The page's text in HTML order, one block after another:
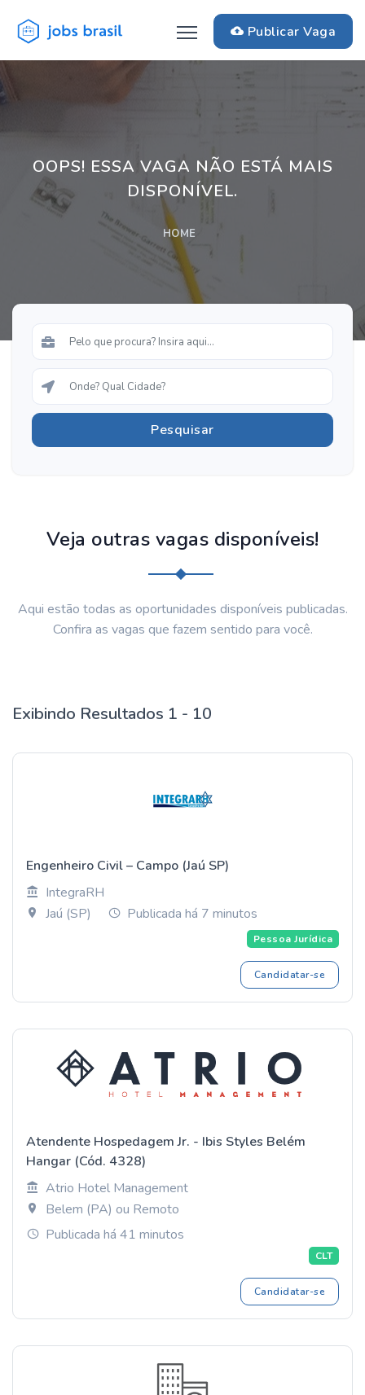
Publicar Vaga
OOPS! ESSA VAGA NÃO ESTÁ MAIS
DISPONÍVEL.
HOME
Veja outras vagas disponíveis!
Aqui estão todas as oportunidades disponíveis publicadas.
Confira as vagas que fazem sentido para você.
Exibindo Resultados 1 - 10
Engenheiro Civil – Campo (Jaú SP)
IntegraRH
Jaú (SP)
Publicada há 7 minutos
Pessoa Jurídica
Candidatar-se
Atendente Hospedagem Jr. - Ibis Styles Belém
Hangar (Cód. 4328)
Atrio Hotel Management
Belem (PA) ou Remoto
Publicada há 41 minutos
CLT
Candidatar-se